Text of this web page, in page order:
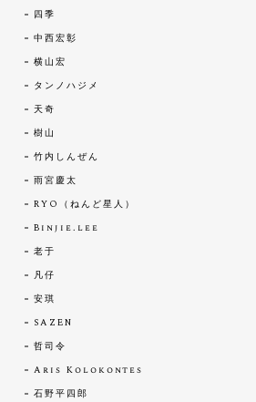
四季
中西宏彰
横山宏
タンノハジメ
天奇
樹山
竹内しんぜん
雨宮慶太
RYO（ねんど星人）
Binjie.lee
老于
凡仔
安琪
SAZEN
哲司令
Aris Kolokontes
石野平四郎